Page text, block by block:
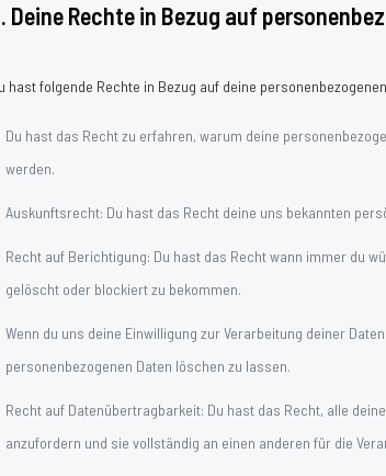
Deine Rechte in Bezug auf
hast folgende Rechte in Bezug auf deine
Du hast das Recht zu erfahren, warum deine
werden.
Auskunftsrecht: Du hast das Recht deine uns bekannten
Recht auf Berichtigung: Du hast das Recht wann immer du
gelöscht oder blockiert zu bekommen.
Wenn du uns deine Einwilligung zur Verarbeitung deiner
personenbezogenen Daten löschen zu lassen.
Recht auf Datenübertragbarkeit: Du hast das Recht, alle
anzufordern und sie vollständig an einen anderen für die